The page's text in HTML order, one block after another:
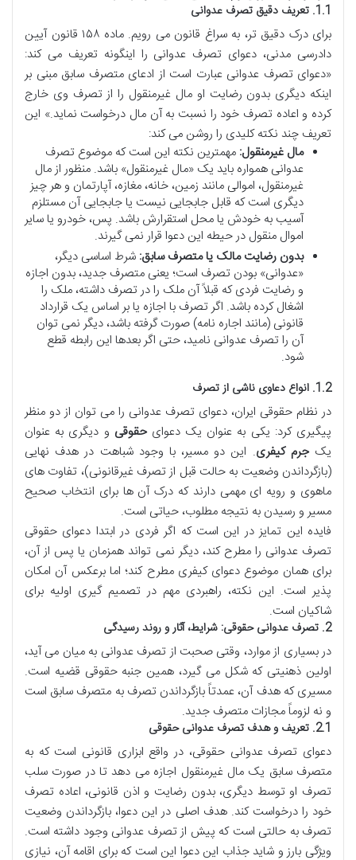
1.1. تعریف دقیق تصرف عدوانی
برای درک دقیق تر، به سراغ قانون می رویم. ماده ۱۵۸ قانون آیین
دادرسی مدنی، دعوای تصرف عدوانی را اینگونه تعریف می کند:
«دعوای تصرف عدوانی عبارت است از ادعای متصرف سابق مبنی بر
اینکه دیگری بدون رضایت او مال غیرمنقول را از تصرف وی خارج
کرده و اعاده تصرف خود را نسبت به آن مال درخواست نماید.» این
تعریف چند نکته کلیدی را روشن می کند:
مال غیرمنقول: مهمترین نکته این است که موضوع تصرف
عدوانی همواره باید یک «مال غیرمنقول» باشد. منظور از مال
غیرمنقول، اموالی مانند زمین، خانه، مغازه، آپارتمان و هر چیز
دیگری است که قابل جابجایی نیست یا جابجایی آن مستلزم
آسیب به خودش یا محل استقرارش باشد. پس، خودرو یا سایر
اموال منقول در حیطه این دعوا قرار نمی گیرند.
بدون رضایت مالک یا متصرف سابق: شرط اساسی دیگر،
«عدوانی» بودن تصرف است؛ یعنی متصرف جدید، بدون اجازه
و رضایت فردی که قبلاً آن ملک را در تصرف داشته، ملک را
اشغال کرده باشد. اگر تصرف با اجازه یا بر اساس یک قرارداد
قانونی (مانند اجاره نامه) صورت گرفته باشد، دیگر نمی توان
آن را تصرف عدوانی نامید، حتی اگر بعدها این رابطه قطع
شود.
1.2. انواع دعاوی ناشی از تصرف
در نظام حقوقی ایران، دعوای تصرف عدوانی را می توان از دو منظر
پیگیری کرد: یکی به عنوان یک دعوایحقوقی و دیگری به عنوان
یکجرم کیفری. این دو مسیر، با وجود شباهت در هدف نهایی
(بازگرداندن وضعیت به حالت قبل از تصرف غیرقانونی)، تفاوت های
ماهوی و رویه ای مهمی دارند که درک آن ها برای انتخاب صحیح
مسیر و رسیدن به نتیجه مطلوب، حیاتی است.
فایده این تمایز در این است که اگر فردی در ابتدا دعوای حقوقی
تصرف عدوانی را مطرح کند، دیگر نمی تواند همزمان یا پس از آن،
برای همان موضوع دعوای کیفری مطرح کند؛ اما برعکس آن امکان
پذیر است. این نکته، راهبردی مهم در تصمیم گیری اولیه برای
شاکیان است.
2. تصرف عدوانی حقوقی: شرایط، آثار و روند رسیدگی
در بسیاری از موارد، وقتی صحبت از تصرف عدوانی به میان می آید،
اولین ذهنیتی که شکل می گیرد، همین جنبه حقوقی قضیه است.
مسیری که هدف آن، عمدتاً بازگرداندن تصرف به متصرف سابق است
و نه لزوماً مجازات متصرف جدید.
2.1. تعریف و هدف تصرف عدوانی حقوقی
دعوای تصرف عدوانی حقوقی، در واقع ابزاری قانونی است که به
متصرف سابق یک مال غیرمنقول اجازه می دهد تا در صورت سلب
تصرف او توسط دیگری، بدون رضایت و اذن قانونی، اعاده تصرف
خود را درخواست کند. هدف اصلی در این دعوا، بازگرداندن وضعیت
تصرف به حالتی است که پیش از تصرف عدوانی وجود داشته است.
ویژگی بارز و شاید جذاب این دعوا این است که برای اقامه آن، نیازی